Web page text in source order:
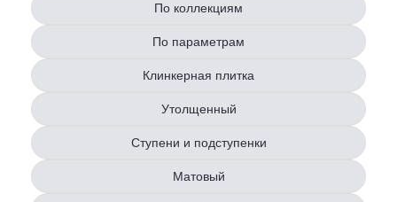
По коллекциям
По параметрам
Клинкерная плитка
Утолщенный
Ступени и подступенки
Матовый